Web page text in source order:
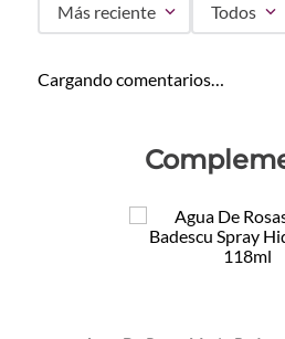
Más reciente Todos
Cargando comentarios…